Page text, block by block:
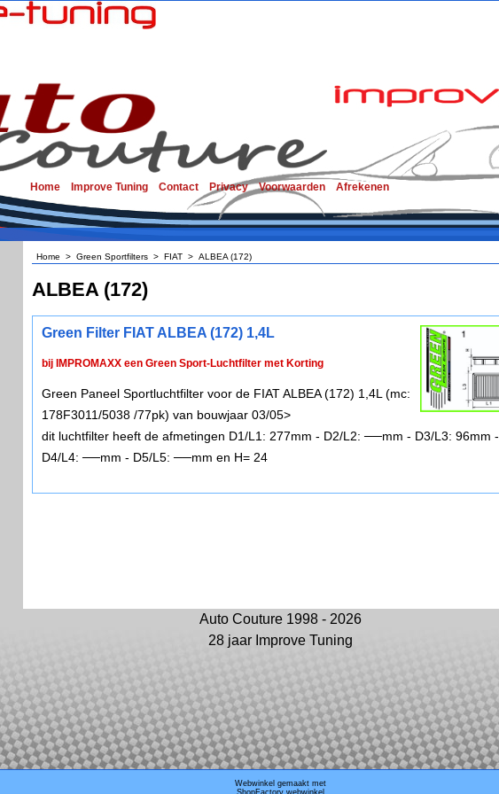
Home Improve Tuning Contact Privacy Voorwaarden Afrekenen
Home > Green Sportfilters > FIAT > ALBEA (172)
ALBEA (172)
Green Filter FIAT ALBEA (172) 1,4L
bij IMPROMAXX een Green Sport-Luchtfilter met Korting
Green Paneel Sportluchtfilter voor de FIAT ALBEA (172) 1,4L (mc:
178F3011/5038 /77pk) van bouwjaar 03/05>
dit luchtfilter heeft de afmetingen D1/L1: 277mm - D2/L2: ──mm - D3/L3: 96mm -
D4/L4: ──mm - D5/L5: ──mm en H= 24
Auto Couture 1998 - 2026
28 jaar Improve Tuning
Webwinkel gemaakt met
ShopFactory webwinkel